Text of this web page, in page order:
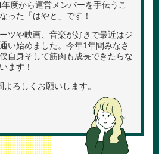
度から運営メンバーを手伝うこ
った「はやと」です！
ツや映画、音楽が好きで最近はジ
い始めました。今年1年間みなさ
自身そして筋肉も成長できたらな
ます！
よろしくお願いします。